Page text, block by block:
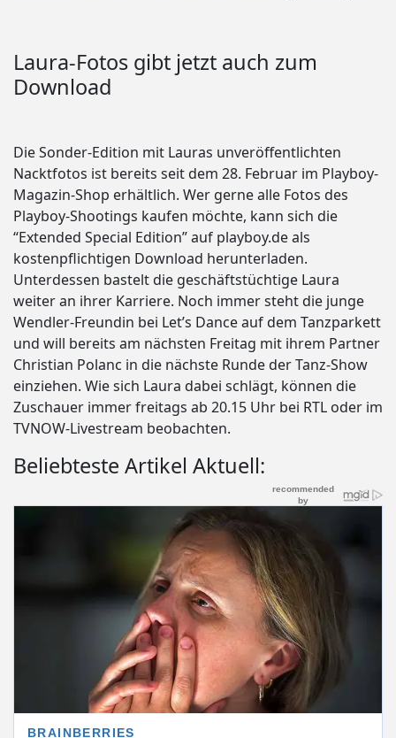
Laura-Fotos gibt jetzt auch zum
Download
Die Sonder-Edition mit Lauras unveröffentlichten
Nacktfotos ist bereits seit dem 28. Februar im Playboy-
Magazin-Shop erhältlich. Wer gerne alle Fotos des
Playboy-Shootings kaufen möchte, kann sich die
“Extended Special Edition” auf playboy.de als
kostenpflichtigen Download herunterladen.
Unterdessen bastelt die geschäftstüchtige Laura
weiter an ihrer Karriere. Noch immer steht die junge
Wendler-Freundin bei Let’s Dance auf dem Tanzparkett
und will bereits am nächsten Freitag mit ihrem Partner
Christian Polanc in die nächste Runde der Tanz-Show
einziehen. Wie sich Laura dabei schlägt, können die
Zuschauer immer freitags ab 20.15 Uhr bei RTL oder im
TVNOW-Livestream beobachten.
Beliebteste Artikel Aktuell: